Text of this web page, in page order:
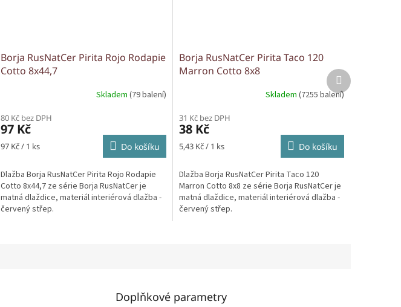
Borja RusNatCer Pirita Rojo Rodapie
Cotto 8x44,7
Skladem (79 balení)
80 Kč bez DPH
97 Kč
Měrná
97 Kč / 1 ks Do košíku
Dlažba Borja RusNatCer Pirita Rojo Rodapie
Cotto 8x44,7 ze série Borja RusNatCer je
matná dlaždice, materiál interiérová dlažba -
červený střep.
Borja RusNatCer Pirita Taco 120
Marron Cotto 8x8
Skladem (7255 balení)
31 Kč bez DPH
38 Kč
Měrná
5,43 Kč / 1 ks Do košíku
Dlažba Borja RusNatCer Pirita Taco 120
Marron Cotto 8x8 ze série Borja RusNatCer je
matná dlaždice, materiál interiérová dlažba -
červený střep.
Další
produkt
Doplňkové parametry